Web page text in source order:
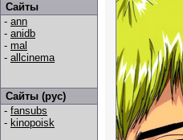
Сайты
- ann
- anidb
- mal
- allcinema
Сайты (рус)
- fansubs
- kinopoisk